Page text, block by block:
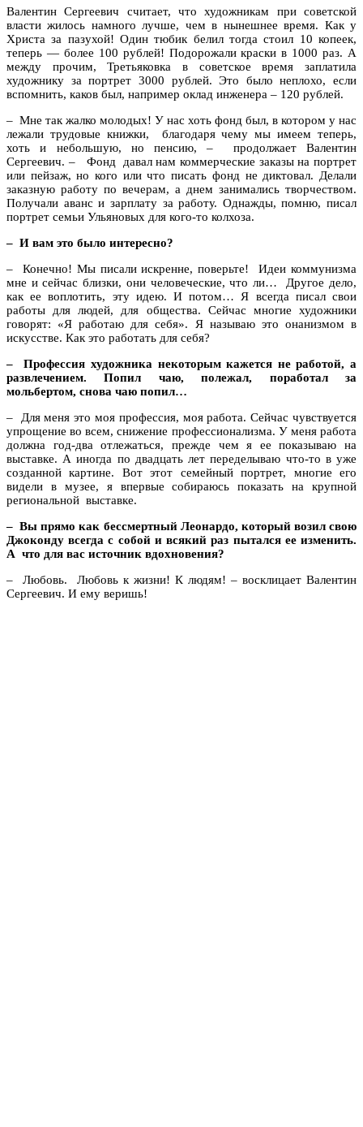
Валентин Сергеевич считает, что художникам при советской
власти жилось намного лучше, чем в нынешнее время. Как у
Христа за пазухой! Один тюбик белил тогда стоил 10 копеек,
теперь — более 100 рублей! Подорожали краски в 1000 раз. А
между прочим, Третьяковка в советское время заплатила
художнику за портрет 3000 рублей. Это было неплохо, если
вспомнить, каков был, например оклад инженера – 120 рублей.
– Мне так жалко молодых! У нас хоть фонд был, в котором у нас
лежали трудовые книжки, благодаря чему мы имеем теперь,
хоть и небольшую, но пенсию, – продолжает Валентин
Сергеевич. – Фонд давал нам коммерческие заказы на портрет
или пейзаж, но кого или что писать фонд не диктовал. Делали
заказную работу по вечерам, а днем занимались творчеством.
Получали аванс и зарплату за работу. Однажды, помню, писал
портрет семьи Ульяновых для кого-то колхоза.
– И вам это было интересно?
– Конечно! Мы писали искренне, поверьте! Идеи коммунизма
мне и сейчас близки, они человеческие, что ли… Другое дело,
как ее воплотить, эту идею. И потом… Я всегда писал свои
работы для людей, для общества. Сейчас многие художники
говорят: «Я работаю для себя». Я называю это онанизмом в
искусстве. Как это работать для себя?
– Профессия художника некоторым кажется не работой, а
развлечением. Попил чаю, полежал, поработал за
мольбертом, снова чаю попил…
– Для меня это моя профессия, моя работа. Сейчас чувствуется
упрощение во всем, снижение профессионализма. У меня работа
должна год-два отлежаться, прежде чем я ее показываю на
выставке. А иногда по двадцать лет переделываю что-то в уже
созданной картине. Вот этот семейный портрет, многие его
видели в музее, я впервые собираюсь показать на крупной
региональной выставке.
– Вы прямо как бессмертный Леонардо, который возил свою
Джоконду всегда с собой и всякий раз пытался ее изменить.
А что для вас источник вдохновения?
– Любовь. Любовь к жизни! К людям! – восклицает Валентин
Сергеевич. И ему веришь!